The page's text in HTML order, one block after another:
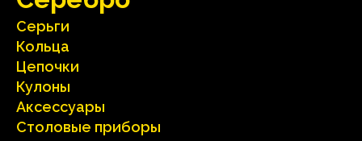
Серьги
Кольца
Цепочки
Кулоны
Аксесcуары
Столовые приборы